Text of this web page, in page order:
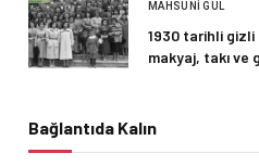
MAHSUNI GÜL
1930 tarihli gizli
makyaj, takı ve
Bağlantıda Kalın